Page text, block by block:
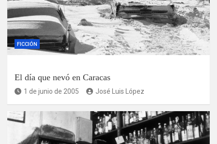
FICCIÓN
El día que nevó en Caracas
1 de junio de 2005 José Luis López